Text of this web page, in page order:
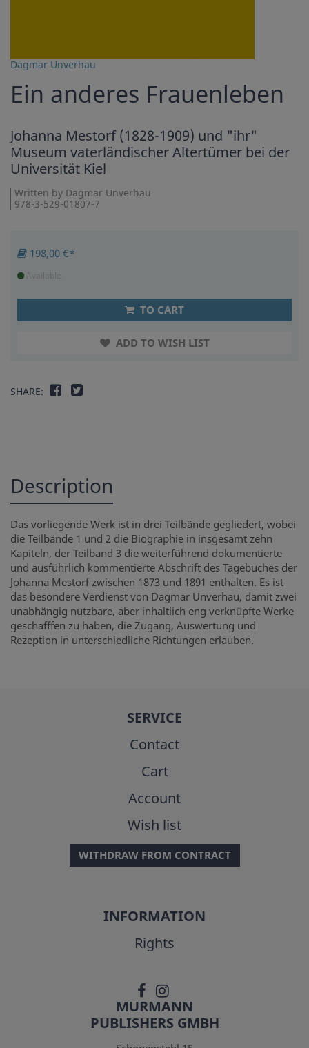
Dagmar Unverhau
Ein anderes Frauenleben
Johanna Mestorf (1828-1909) und "ihr"
Museum vaterländischer Altertümer bei der
Universität Kiel
Written by Dagmar Unverhau
978-3-529-01807-7
198,00 €*
Available
TO CART
ADD TO WISH LIST
SHARE:
Description
Das vorliegende Werk ist in drei Teilbände gegliedert, wobei
die Teilbände 1 und 2 die Biographie in insgesamt zehn
Kapiteln, der Teilband 3 die weiterführend dokumentierte
und ausführlich kommentierte Abschrift des Tagebuches der
Johanna Mestorf zwischen 1873 und 1891 enthalten. Es ist
das besondere Verdienst von Dagmar Unverhau, damit zwei
unabhängig nutzbare, aber inhaltlich eng verknüpfte Werke
geschafffen zu haben, die Zugang, Auswertung und
Rezeption in unterschiedliche Richtungen erlauben.
SERVICE
Contact
Cart
Account
Wish list
WITHDRAW FROM CONTRACT
INFORMATION
Rights
MURMANN
PUBLISHERS GMBH